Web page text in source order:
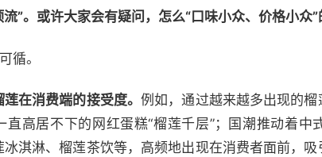
”。或许大家会有疑问，怎么“口味小众、价格小众”
循。
在消费端的接受度。例如，通过越来越多出现的
直高居不下的网红蛋糕“榴莲千层”；国潮推动着中
淇淋、榴莲茶饮等，高频地出现在消费者面前，吸